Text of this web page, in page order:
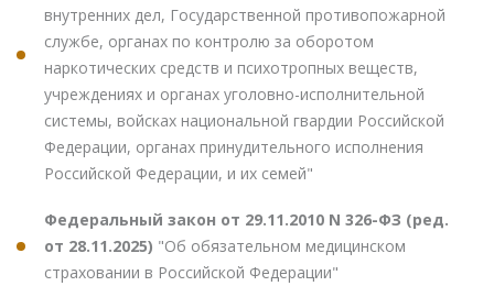
внутренних дел, Государственной противопожарной
службе, органах по контролю за оборотом
наркотических средств и психотропных веществ,
учреждениях и органах уголовно-исполнительной
системы, войсках национальной гвардии Российской
Федерации, органах принудительного исполнения
Российской Федерации, и их семей"
Федеральный закон от 29.11.2010 N 326-ФЗ (ред.
от 28.11.2025) "Об обязательном медицинском
страховании в Российской Федерации"